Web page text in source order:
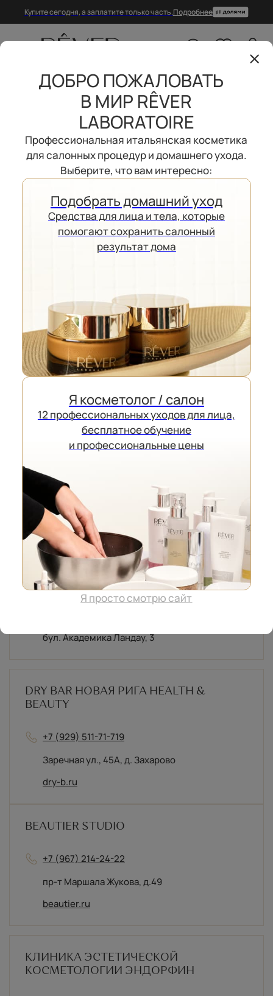
Купите сегодня, а заплатите только часть.Подробнее
ПАРТНЕРЫ
СПИСКОМ НА КАРТЕ
КЛИНИКИ И САЛОНЫ
МОСКВЫ
ЦЕНТР ВРАЧЕБНОЙ КОСМЕТОЛОГИИ,
КРАСОТЫ И СПА HEALTH CLUB
+7 (925) 733-34-22
пр-т Маршала Жукова, д.78 к.4
hcspa.ru
ИЗУМРУД САЛОН КРАСОТЫ
+7 (985) 762-49-00
Изумрудная ул., 52 (этаж 1)
izymryd.ru
BULVAR
бул. Академика Ландау, 3
DRY BAR НОВАЯ РИГА HEALTH &
BEAUTY
+7 (929) 511-71-719
Заречная ул., 45А, д. Захарово
dry-b.ru
BEAUTIER STUDIO
+7 (967) 214-24-22
пр-т Маршала Жукова, д.49
beautier.ru
КЛИНИКА ЭСТЕТИЧЕСКОЙ
КОСМЕТОЛОГИИ ЭНДОРФИН
В МИР RÊVER
LABORATOIRE
Профессиональная итальянская косметика
для салонных процедур и домашнего ухода.
Выберите, что вам интересно:
Подобрать домашний уход
Cредства для лица и тела, которые
помогают сохранить салонный
результат дома
Я косметолог / салон
12 профессиональных уходов для лица,
бесплатное обучение
и профессиональные цены
Я просто смотрю сайт